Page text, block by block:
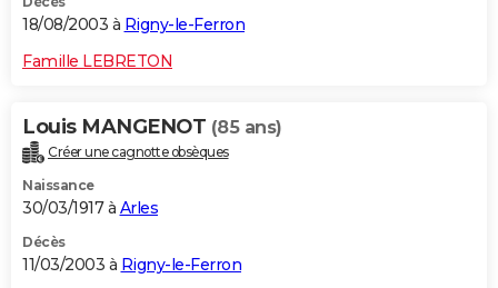
18/08/2003 à Rigny-le-Ferron
Famille LEBRETON
Louis MANGENOT (85 ans)
Créer une cagnotte obsèques
Naissance
30/03/1917 à Arles
Décès
11/03/2003 à Rigny-le-Ferron